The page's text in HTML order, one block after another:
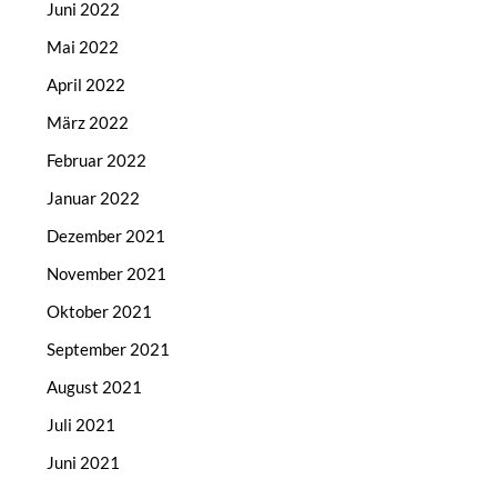
Juni 2022
Mai 2022
April 2022
März 2022
Februar 2022
Januar 2022
Dezember 2021
November 2021
Oktober 2021
September 2021
August 2021
Juli 2021
Juni 2021